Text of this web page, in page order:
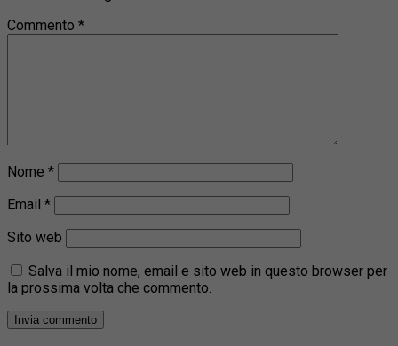
Commento *
Nome *
Email *
Sito web
Salva il mio nome, email e sito web in questo browser per
la prossima volta che commento.